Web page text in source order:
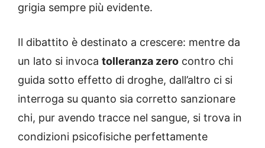
grigia sempre più evidente.
Il dibattito è destinato a crescere: mentre da
un lato si invoca tolleranza zero contro chi
guida sotto effetto di droghe, dall’altro ci si
interroga su quanto sia corretto sanzionare
chi, pur avendo tracce nel sangue, si trova in
condizioni psicofisiche perfettamente